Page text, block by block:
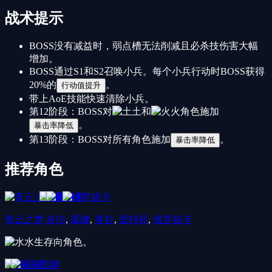
战术提示
BOSS没有减益时，弱点槽无法削减且必杀技伤害大幅
增加。
BOSS通过S1和S2召唤小兵。每个小兵行动时BOSS获得
20%的 行动值提升
。
带上AoE技能快速清除小兵。
第12阶段：BOSS对
土和 火角色施加
暴击率降低
。
第13阶段：BOSS对所有角色施加 暴击率降低 。
推荐角色
青云之梦 炎珀, 露娜, 莱拉, 里特莉, 维罗妮卡
水生存向角色。